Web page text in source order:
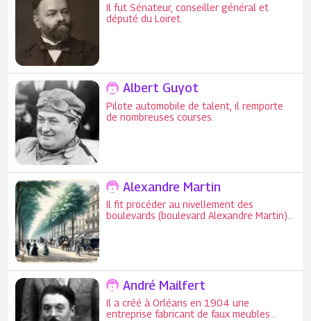
Il fut Sénateur, conseiller général et
député du Loiret.
Albert Guyot
Pilote automobile de talent, il remporte
de nombreuses courses.
Alexandre Martin
Il fit procéder au nivellement des
boulevards (boulevard Alexandre Martin)
André Mailfert
Il a créé à Orléans en 1904 une
entreprise fabricant de faux meubles